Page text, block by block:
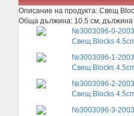
Описание на продукта: Свещ
Обща дължина: 10.5 см, дължина
№3003096-0-
Свещ Blocks
№3003096-1-
Свещ Blocks
№3003096-2-
Свещ Blocks
№3003096-3-